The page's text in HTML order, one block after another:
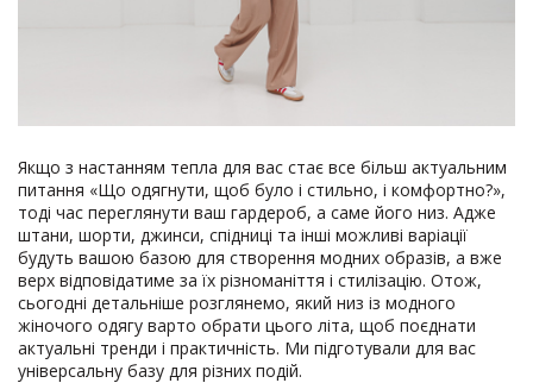
Якщо з настанням тепла для вас стає все більш актуальним
питання «Що одягнути, щоб було і стильно, і комфортно?»,
тоді час переглянути ваш гардероб, а саме його низ. Адже
штани, шорти, джинси, спідниці та інші можливі варіації
будуть вашою базою для створення модних образів, а вже
верх відповідатиме за їх різноманіття і стилізацію. Отож,
сьогодні детальніше розглянемо, який низ із модного
жіночого одягу варто обрати цього літа, щоб поєднати
актуальні тренди і практичність. Ми підготували для вас
універсальну базу для різних подій.